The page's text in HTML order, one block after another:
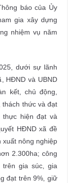
báo của Ủy
gia xây dựng
nhiệm vụ năm
dưới sự lãnh
HĐND và UBND
kết, chủ động,
thách thức và đạt
thực hiện đạt và
HĐND xã đề
xuất nông nghiệp
2.300ha; công
trên gia súc, gia
đạt trên 9%, giữ